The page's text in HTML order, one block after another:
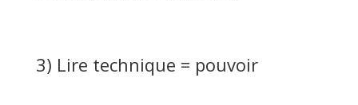
3) Lire technique = pouvoir